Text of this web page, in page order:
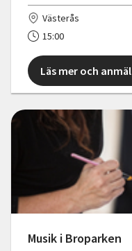
Västerås
15:00
Läs mer och anmäl
Musik i Broparken